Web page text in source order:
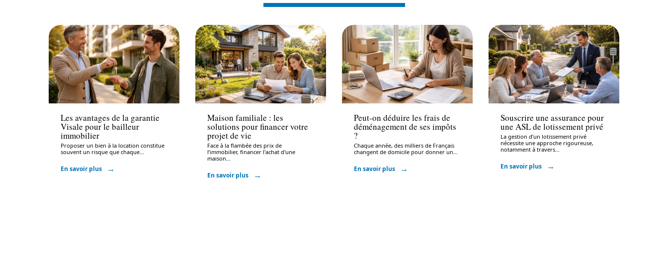
Assurer
Les avantages de la garantie
Visale pour le bailleur
immobilier
Proposer un bien à la location constitue
souvent un risque que chaque
En savoir plus
Assurer
Maison familiale : les
solutions pour financer votre
projet de vie
Face à la flambée des prix de
l’immobilier, financer l'achat d'une
maison
En savoir plus
Assurer
Peut-on déduire les frais de
déménagement de ses impôts
?
Chaque année, des milliers de Français
changent de domicile pour donner un
En savoir plus
Assurer
Souscrire une assurance pour
une ASL de lotissement privé
La gestion d’un lotissement privé
nécessite une approche rigoureuse,
notamment à travers
En savoir plus